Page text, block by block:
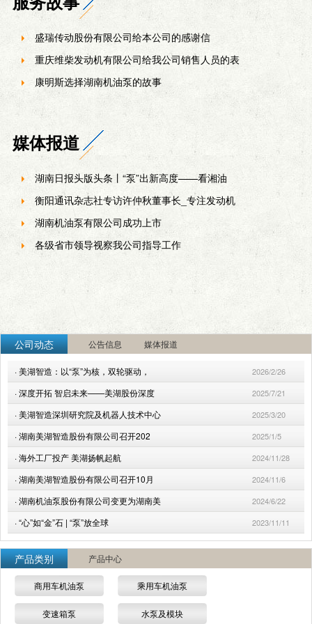
盛瑞传动股份有限公司给本公司的感谢信
重庆维柴发动机有限公司给我公司销售人员的表
康明斯选择湖南机油泵的故事
媒体报道
湖南日报头版头条丨“泵”出新高度——看湘油
衡阳通讯杂志社专访许仲秋董事长_专注发动机
湖南机油泵有限公司成功上市
各级省市领导视察我公司指导工作
公司动态 公告信息 媒体报道
·美湖智造：以“泵”为核，双轮驱动， 2026/2/26
·深度开拓 智启未来——美湖股份深度 2025/7/21
·美湖智造深圳研究院及机器人技术中心 2025/3/20
·湖南美湖智造股份有限公司召开202 2025/1/5
·海外工厂投产 美湖扬帆起航 2024/11/28
·湖南美湖智造股份有限公司召开10月 2024/11/6
·湖南机油泵股份有限公司变更为湖南美 2024/6/22
·“心”如“金”石 | “泵”放全球 2023/11/11
产品类别 产品中心
商用车机油泵 乘用车机油泵
变速箱泵 水泵及模块